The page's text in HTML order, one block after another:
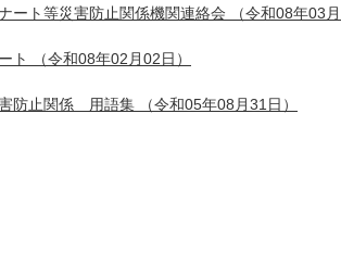
ート等災害防止関係機関連絡会 （令和08年03
ト （令和08年02月02日）
防止関係 用語集 （令和05年08月31日）